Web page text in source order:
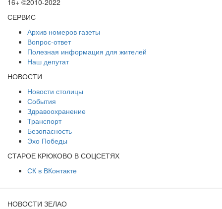
СЕРВИС
Архив номеров газеты
Вопрос-ответ
Полезная информация для жителей
Наш депутат
НОВОСТИ
Новости столицы
События
Здравоохранение
Транспорт
Безопасность
Эхо Победы
СТАРОЕ КРЮКОВО В СОЦСЕТЯХ
СК в ВКонтакте
НОВОСТИ ЗЕЛАО